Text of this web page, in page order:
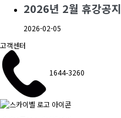
2026년 2월 휴강공지
2026-02-05
고객센터
1644-3260